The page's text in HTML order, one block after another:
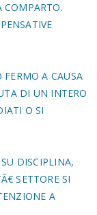
COMPARTO.
FERMO A CAUSA
DI UN INTERO
O SI
DISCIPLINA,
SETTORE SI
A